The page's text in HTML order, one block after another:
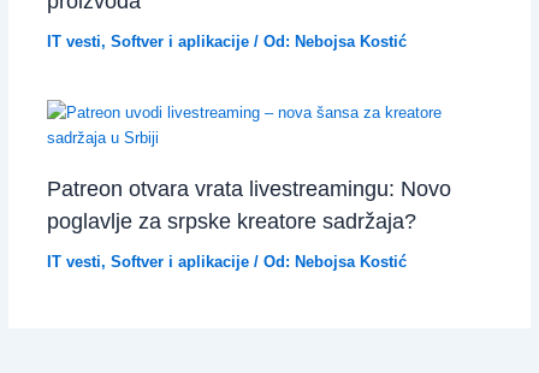
IT vesti, Softver i aplikacije/ Od: Nebojsa Kostić
Patreon otvara vrata livestreamingu: Novo
poglavlje za srpske kreatore sadržaja?
IT vesti, Softver i aplikacije/ Od: Nebojsa Kostić